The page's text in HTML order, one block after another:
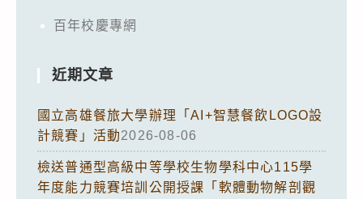
百年校慶專網
近期文章
國立高雄餐旅大學辦理「AI+智慧餐飲LOGO設
計競賽」活動2026-08-06
檢送普通型高級中等學校生物學科中心115學
年度能力競賽培訓公開授課「軟體動物解剖觀